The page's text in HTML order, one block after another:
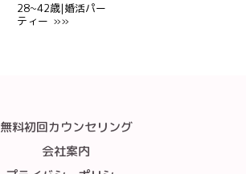
28~42歳|婚活パー
ティー »»
無料初回カウンセリング
会社案内